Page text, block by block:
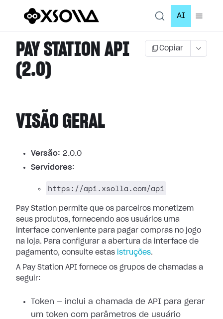
AI
PAY STATION API
(2.0)
Copiar
VISÃO GERAL
Versão: 2.0.0
Servidores:
https://api.xsolla.com/api
Pay Station permite que os parceiros monetizem
seus produtos, fornecendo aos usuários uma
interface conveniente para pagar compras no jogo
na loja. Para configurar a abertura da interface de
pagamento, consulte estas istruções.
A Pay Station API fornece os grupos de chamadas a
seguir:
Token — inclui a chamada de API para gerar
um token com parâmetros de usuário